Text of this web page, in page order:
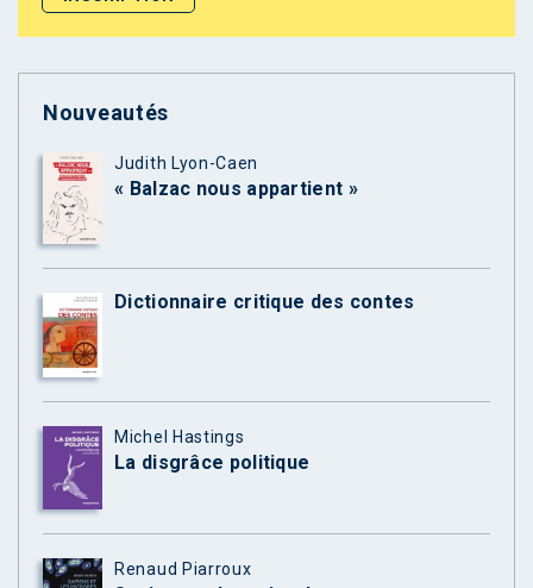
Nouveautés
Judith Lyon-Caen
« Balzac nous appartient »
Dictionnaire critique des contes
Michel Hastings
La disgrâce politique
Renaud Piarroux